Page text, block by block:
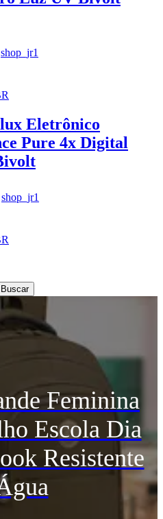
shop_jr1
Eletrônico
Pure 4x Digital
shop_jr1
Buscar
Feminina
Escola Dia
Resistente